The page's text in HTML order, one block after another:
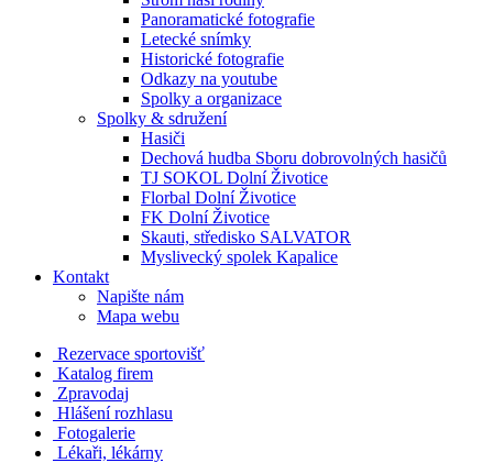
Panoramatické fotografie
Letecké snímky
Historické fotografie
Odkazy na youtube
Spolky a organizace
Spolky & sdružení
Hasiči
Dechová hudba Sboru dobrovolných hasičů
TJ SOKOL Dolní Životice
Florbal Dolní Životice
FK Dolní Životice
Skauti, středisko SALVATOR
Myslivecký spolek Kapalice
Kontakt
Napište nám
Mapa webu
Rezervace sportovišť
Katalog firem
Zpravodaj
Hlášení rozhlasu
Fotogalerie
Lékaři, lékárny